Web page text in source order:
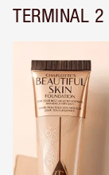
TERMINAL 2